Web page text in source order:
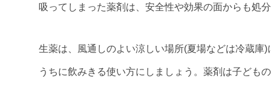
吸ってしまった薬剤は、安全性や効果の面からも処
生薬は、風通しのよい涼しい場所(夏場などは冷蔵
うちに飲みきる使い方にしましょう。薬剤は子ども